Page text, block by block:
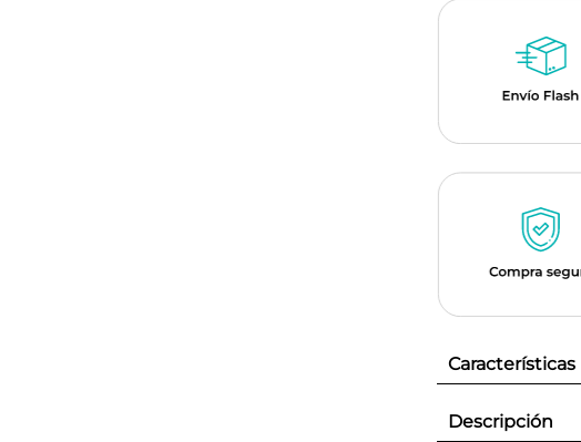
Características
Descripción